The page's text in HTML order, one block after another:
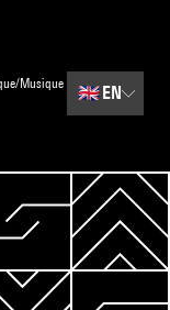
Musique
🇬🇧 EN